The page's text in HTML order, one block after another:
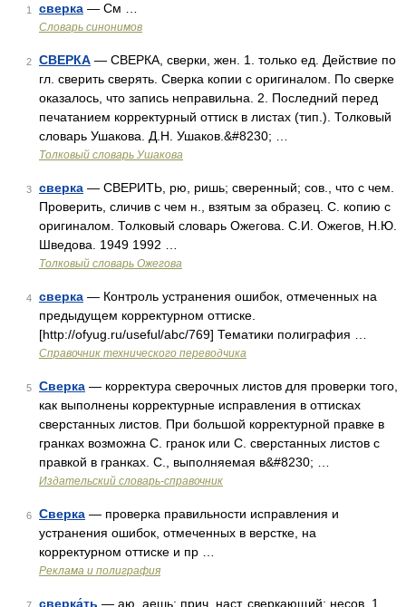
1 сверка — См …
Словарь синонимов
2 СВЕРКА — СВЕРКА, сверки, жен. 1. только ед. Действие по
гл. сверить сверять. Сверка копии с оригиналом. По сверке
оказалось, что запись неправильна. 2. Последний перед
печатанием корректурный оттиск в листах (тип.). Толковый
словарь Ушакова. Д.Н. Ушаков.&#8230; …
Толковый словарь Ушакова
3 сверка — СВЕРИТЬ, рю, ришь; сверенный; сов., что с чем.
Проверить, сличив с чем н., взятым за образец. С. копию с
оригиналом. Толковый словарь Ожегова. С.И. Ожегов, Н.Ю.
Шведова. 1949 1992 …
Толковый словарь Ожегова
4 сверка — Контроль устранения ошибок, отмеченных на
предыдущем корректурном оттиске.
[http://ofyug.ru/useful/abc/769] Тематики полиграфия …
Справочник технического переводчика
5 Сверка — корректура сверочных листов для проверки того,
как выполнены корректурные исправления в оттисках
сверстанных листов. При большой корректурной правке в
гранках возможна С. гранок или С. сверстанных листов с
правкой в гранках. С., выполняемая в&#8230; …
Издательский словарь-справочник
6 Сверка — проверка правильности исправления и
устранения ошибок, отмеченных в верстке, на
корректурном оттиске и пр …
Реклама и полиграфия
сверка́ть — аю, аешь; прич. наст. сверкающий; несов. 1.